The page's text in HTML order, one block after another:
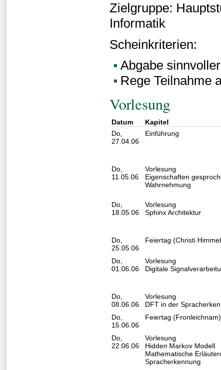
Zielgruppe:
Informatik
Scheinkriterien:
Abgabe
Rege Teilnahme
Vorlesung
Datum
Kapitel
Do,
27.04.06
Einführung
Do,
11.05.06
Vorlesung
Eigenschaften
Wahrnehmung
Do,
18.05.06
Vorlesung
Sphinx Architektur
Do,
25.05.06
Feiertag (Christi
Do,
01.06.06
Vorlesung
Digitale
Do,
08.06.06
Vorlesung
DFT in der
Do,
15.06.06
Feiertag (Fronleichnam)
Do,
22.06.06
Vorlesung
Hidden Markov Modell
Mathematische
Spracherkennung